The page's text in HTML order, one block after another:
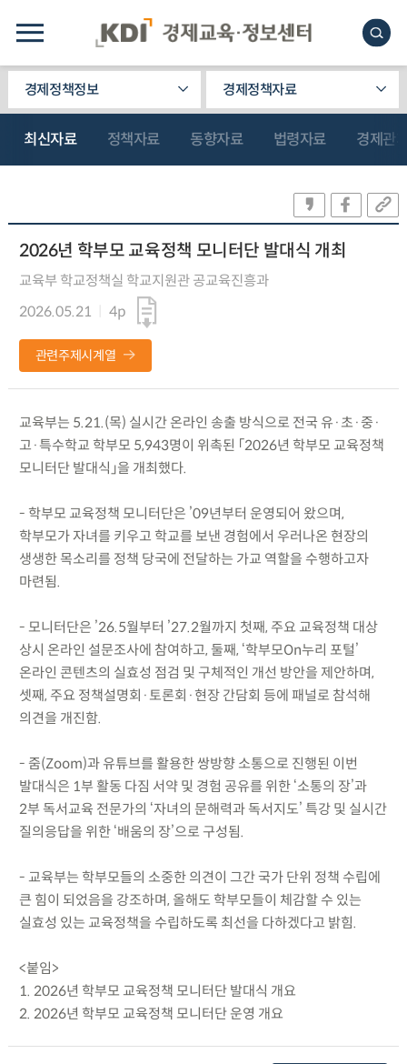
경제정책정보 경제정책자료
최신자료 정책자료 동향자료 법령자료 경제관
2026년 학부모 교육정책 모니터단 발대식 개최
교육부 학교정책실 학교지원관 공교육진흥과
2026.05.21
4p
관련주제시계열
교육부는 5.21.(목) 실시간 온라인 송출 방식으로 전국 유·초·중·
고·특수학교 학부모 5,943명이 위촉된 「2026년 학부모 교육정책
모니터단 발대식」을 개최했다.
- 학부모 교육정책 모니터단은 ’09년부터 운영되어 왔으며,
학부모가 자녀를 키우고 학교를 보낸 경험에서 우러나온 현장의
생생한 목소리를 정책 당국에 전달하는 가교 역할을 수행하고자
마련됨.
- 모니터단은 ’26.5월부터 ’27.2월까지 첫째, 주요 교육정책 대상
상시 온라인 설문조사에 참여하고, 둘째, ‘학부모On누리 포털’
온라인 콘텐츠의 실효성 점검 및 구체적인 개선 방안을 제안하며,
셋째, 주요 정책설명회·토론회·현장 간담회 등에 패널로 참석해
의견을 개진함.
- 줌(Zoom)과 유튜브를 활용한 쌍방향 소통으로 진행된 이번
발대식은 1부 활동 다짐 서약 및 경험 공유를 위한 ‘소통의 장’과
2부 독서교육 전문가의 ‘자녀의 문해력과 독서지도’ 특강 및 실시간
질의응답을 위한 ‘배움의 장’으로 구성됨.
- 교육부는 학부모들의 소중한 의견이 그간 국가 단위 정책 수립에
큰 힘이 되었음을 강조하며, 올해도 학부모들이 체감할 수 있는
실효성 있는 교육정책을 수립하도록 최선을 다하겠다고 밝힘.
<붙임>
1. 2026년 학부모 교육정책 모니터단 발대식 개요
2. 2026년 학부모 교육정책 모니터단 운영 개요